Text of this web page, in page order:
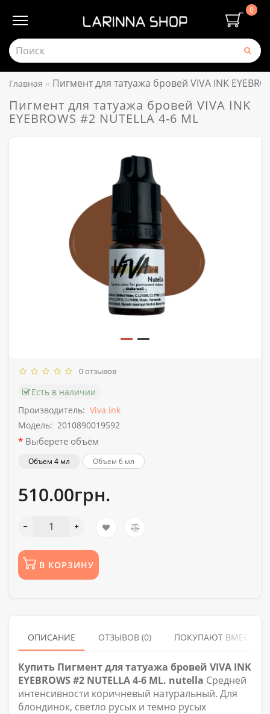
0
Главная Пигмент для татуажа бровей VIVA INK
Пигмент для татуажа бровей VIVA INK
EYEBROWS #2 NUTELLA 4-6 ML
0 отзывов
Есть в наличии
Производитель: Viva ink
Модель: 2010890019592
Выберете объём
Объем 4 мл Объем 6 мл
510.00грн.
В КОРЗИНУ
ОПИСАНИЕ ОТЗЫВОВ (0) ПОКУПАЮТ ВМЕСТЕ
Купить Пигмент для татуажа бровей VIVA INK
EYEBROWS #2 NUTELLA 4-6 ML. nutella Средней
интенсивности коричневый натуральный. Для
блондинок, светло русых и темно русых